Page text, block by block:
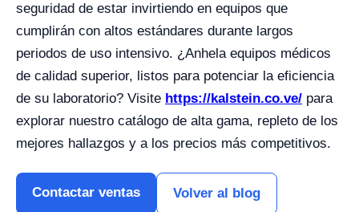
seguridad de estar invirtiendo en equipos que
cumplirán con altos estándares durante largos
periodos de uso intensivo. ¿Anhela equipos médicos
de calidad superior, listos para potenciar la eficiencia
de su laboratorio? Visite https://kalstein.co.ve/ para
explorar nuestro catálogo de alta gama, repleto de los
mejores hallazgos y a los precios más competitivos.
Contactar ventas Volver al blog